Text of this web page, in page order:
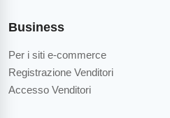
Business
Per i siti e-commerce
Registrazione Venditori
Accesso Venditori